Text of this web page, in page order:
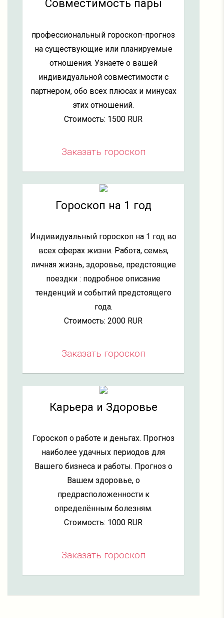
Совместимость пары
профессиональный гороскоп-прогноз
на существующие или планируемые
отношения. Узнаете о вашей
индивидуальной совместимости с
партнером, обо всех плюсах и минусах
этих отношений.
Стоимость: 1500 RUR
Заказать гороскоп
Гороскоп на 1 год
Индивидуальный гороскоп на 1 год во
всех сферах жизни. Работа, семья,
личная жизнь, здоровье, предстоящие
поездки : подробное описание
тенденций и событий предстоящего
года.
Стоимость: 2000 RUR
Заказать гороскоп
Карьера и Здоровье
Гороскоп о работе и деньгах. Прогноз
наиболее удачных периодов для
Вашего бизнеса и работы. Прогноз о
Вашем здоровье, о
предрасположенности к
определённым болезням.
Стоимость: 1000 RUR
Заказать гороскоп